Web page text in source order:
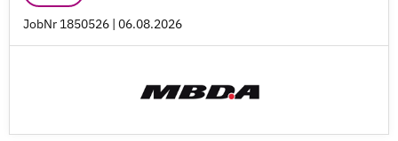
JobNr 1850526 | 06.08.2026